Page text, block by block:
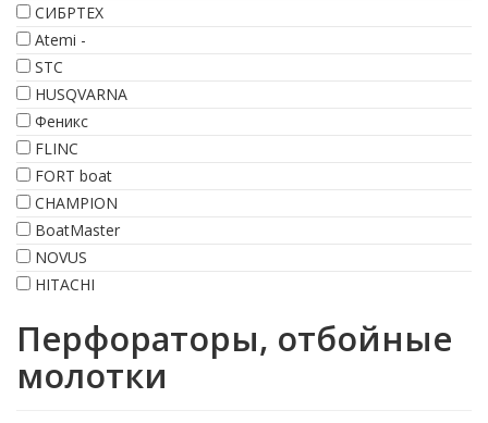
СИБРТЕХ
Atemi -
STC
HUSQVARNA
Феникс
FLINC
FORT boat
CHAMPION
BoatMaster
NOVUS
HITACHI
Перфораторы, отбойные
молотки